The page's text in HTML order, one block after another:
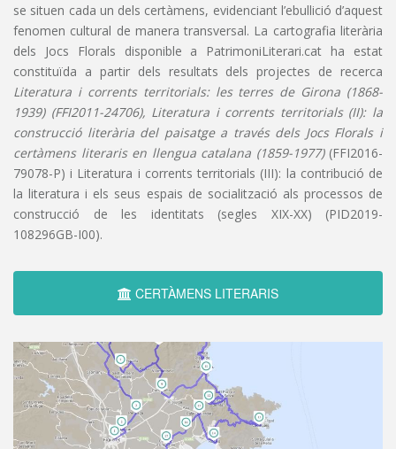
se situen cada un dels certàmens, evidenciant l’ebullició d’aquest
fenomen cultural de manera transversal. La cartografia literària
dels Jocs Florals disponible a PatrimoniLiterari.cat ha estat
constituïda a partir dels resultats dels projectes de recerca
Literatura i corrents territorials: les terres de Girona (1868-
1939) (FFI2011-24706), Literatura i corrents territorials (II): la
construcció literària del paisatge a través dels Jocs Florals i
certàmens literaris en llengua catalana (1859-1977)(FFI2016-
79078-P) i Literatura i corrents territorials (III): la contribució de
la literatura i els seus espais de socialització als processos de
construcció de les identitats (segles XIX-XX) (PID2019-
108296GB-I00).
CERTÀMENS LITERARIS